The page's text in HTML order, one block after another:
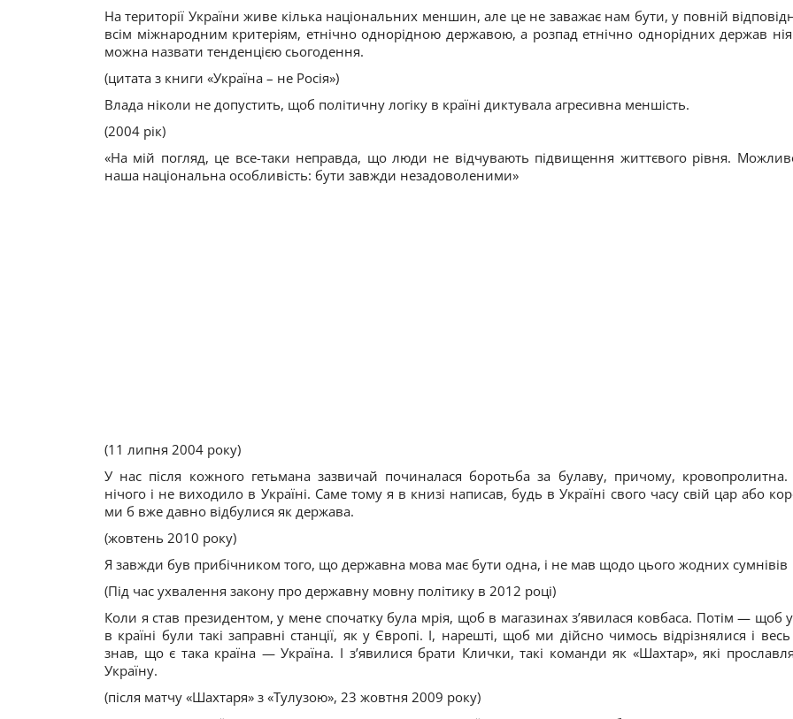
На території України живе кілька національних меншин, але це не заважає нам бути, у повній
всім міжнародним критеріям, етнічно однорідною державою, а розпад етнічно однорідних держав
можна назвати тенденцією сьогодення.
(цитата з книги «Україна – не Росія»)
Влада ніколи не допустить, щоб політичну логіку в країні диктувала агресивна меншість.
(2004 рік)
«На мій погляд, це все-таки неправда, що люди не відчувають підвищення життєвого рівня.
наша національна особливість: бути завжди незадоволеними»
(11 липня 2004 року)
У нас після кожного гетьмана зазвичай починалася боротьба за булаву, причому,
нічого і не виходило в Україні. Саме тому я в книзі написав, будь в Україні свого часу свій цар або
ми б вже давно відбулися як держава.
(жовтень 2010 року)
Я завжди був прибічником того, що державна мова має бути одна, і не мав щодо цього жодних сумнівів
(Під час ухвалення закону про державну мовну політику в 2012 році)
Коли я став президентом, у мене спочатку була мрія, щоб в магазинах з’явилася ковбаса. Потім — щоб
в країні були такі заправні станції, як у Європі. І, нарешті, щоб ми дійсно чимось відрізнялися і весь
знав, що є така країна — Україна. І з’явилися брати Клички, такі команди як «Шахтар», які
Україну.
(після матчу «Шахтаря» з «Тулузою», 23 жовтня 2009 року)